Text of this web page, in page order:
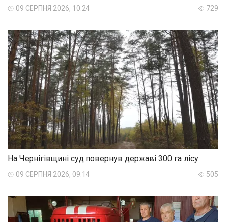
09 СЕРПНЯ 2026, 10:24 729
На Чернігівщині суд повернув державі 300 га лісу
09 СЕРПНЯ 2026, 09:14 505